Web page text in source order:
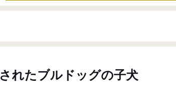
れたブルドッグの子犬